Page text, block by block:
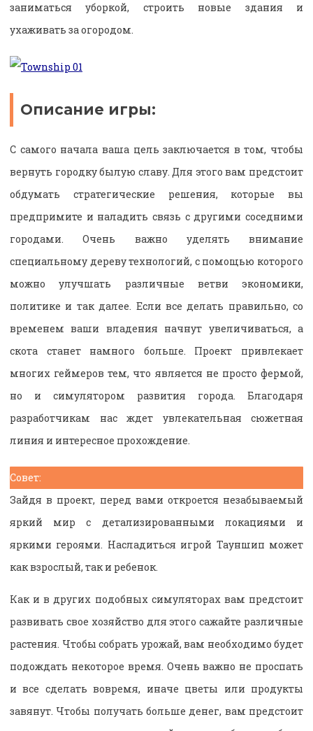
заниматься уборкой, строить новые здания и
ухаживать за огородом.
Описание игры:
С самого начала ваша цель заключается в том, чтобы
вернуть городку былую славу. Для этого вам предстоит
обдумать стратегические решения, которые вы
предпримите и наладить связь с другими соседними
городами. Очень важно уделять внимание
специальному дереву технологий, с помощью которого
можно улучшать различные ветви экономики,
политике и так далее. Если все делать правильно, со
временем ваши владения начнут увеличиваться, а
скота станет намного больше. Проект привлекает
многих геймеров тем, что является не просто фермой,
но и симулятором развития города. Благодаря
разработчикам нас ждет увлекательная сюжетная
линия и интересное прохождение.
Совет:
Зайдя в проект, перед вами откроется незабываемый
яркий мир с детализированными локациями и
яркими героями. Насладиться игрой Тауншип может
как взрослый, так и ребенок.
Как и в других подобных симуляторах вам предстоит
развивать свое хозяйство для этого сажайте различные
растения. Чтобы собрать урожай, вам необходимо будет
подождать некоторое время. Очень важно не проспать
и все сделать вовремя, иначе цветы или продукты
завянут. Чтобы получать больше денег, вам предстоит